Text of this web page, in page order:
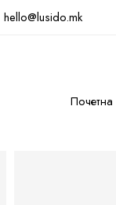
hello@lusido.mk
Почетна